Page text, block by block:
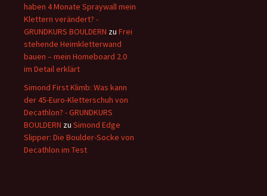
haben 4 Monate Spraywall mein
Klettern verändert? -
GRUNDKURS BOULDERN zu Frei
stehende Heimkletterwand
bauen – mein Homeboard 2.0
im Detail erklärt
Simond First Klimb: Was kann
der 45-Euro-Kletterschuh von
Decathlon? - GRUNDKURS
BOULDERN zu Simond Edge
Slipper: Die Boulder-Socke von
Decathlon im Test